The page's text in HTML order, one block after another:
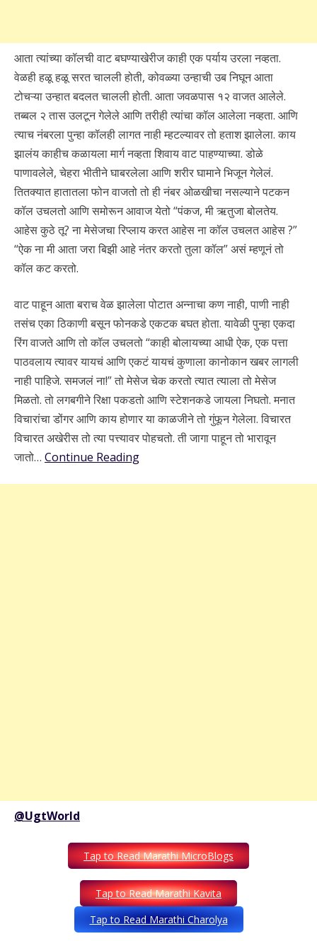
आता त्यांच्या कॉलची वाट बघण्याखेरीज काही एक पर्याय उरला नव्हता.
वेळही हळू हळू सरत चालली होती, कोवळ्या उन्हाची उब निघून आता
टोचऱ्या उन्हात बदलत चालली होती. आता जवळपास १२ वाजत आलेले.
तब्बल २ तास उलटून गेलेले आणि तरीही त्यांचा कॉल आलेला नव्हता. आणि
त्याच नंबरला पुन्हा कॉलही लागत नाही म्हटल्यावर तो हताश झालेला. काय
झालंय काहीच कळायला मार्ग नव्हता शिवाय वाट पाहण्याच्या. डोळे
पाणावलेले, चेहरा भीतीने घाबरलेला आणि शरीर घामाने भिजून गेलेलं.
तितक्यात हातातला फोन वाजतो तो ही नंबर ओळखीचा नसल्याने पटकन
कॉल उचलतो आणि समोरून आवाज येतो “पंकज, मी ऋतुजा बोलतेय.
आहेस कुठे तू? ना मेसेजचा रिप्लाय करत आहेस ना कॉल उचलत आहेस ?”
“ऐक ना मी आता जरा बिझी आहे नंतर करतो तुला कॉल” असं म्हणूनं तो
कॉल कट करतो.
वाट पाहून आता बराच वेळ झालेला पोटात अन्नाचा कण नाही, पाणी नाही
तसंच एका ठिकाणी बसून फोनकडे एकटक बघत होता. यावेळी पुन्हा एकदा
रिंग वाजते आणि तो कॉल उचलतो “काही बोलायच्या आधी ऐक, एक पत्ता
पाठवलाय त्यावर यायचं आणि एकटं यायचं कुणाला कानोकान खबर लागली
नाही पाहिजे. समजलं ना!” तो मेसेज चेक करतो त्यात त्याला तो मेसेज
मिळतो. तो लगबगीने रिक्षा पकडतो आणि स्टेशनकडे जायला निघतो. मनात
विचारांचा डोंगर आणि काय होणार या काळजीने तो गुंफून गेलेला. विचारत
विचारत अखेरीस तो त्या पत्त्यावर पोहचतो. ती जागा पाहून तो भारावून
जातो… Continue Reading
@UgtWorld
Tap to Read Marathi MicroBlogs
Tap to Read Marathi Kavita
Tap to Read Marathi Charolya